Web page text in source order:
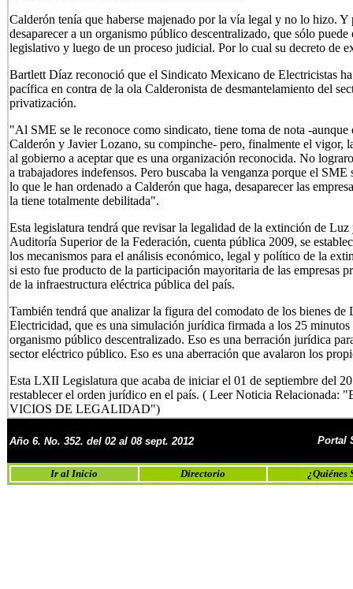
Calderón tenía que haberse majenado por la vía legal y no lo hizo.
desaparecer a un organismo público descentralizado, que sólo
legislativo y luego de un proceso judicial. Por lo cual su decreto de
Bartlett Díaz reconoció que el Sindicato Mexicano de Electricistas
pacífica en contra de la ola Calderonista de desmantelamiento del
privatización.
"Al SME se le reconoce como sindicato, tiene toma de nota -
Calderón y Javier Lozano, su compinche- pero, finalmente el vigor,
al gobierno a aceptar que es una organización reconocida. No
a trabajadores indefensos. Pero buscaba la venganza porque el
lo que le han ordenado a Calderón que haga, desaparecer las
la tiene totalmente debilitada".
Esta legislatura tendrá que revisar la legalidad de la extinción de
Auditoría Superior de la Federación, cuenta pública 2009, se
los mecanismos para el análisis económico, legal y político de la
si esto fue producto de la participación mayoritaria de las empresas
de la infraestructura eléctrica pública del país.
También tendrá que analizar la figura del comodato de los bienes
Electricidad, que es una simulación jurídica firmada a los 25
organismo público descentralizado. Eso es una berración jurídica
sector eléctrico público. Eso es una aberración que avalaron los
Esta LXII Legislatura que acaba de iniciar el 01 de septiembre del
restablecer el orden jurídico en el país. ( Leer Noticia
VICIOS DE LEGALIDAD")
Año 6. No. 352. del 02 al 08 sept. 2012 Portal
Ir al Inicio Directorio ¿Quiénes